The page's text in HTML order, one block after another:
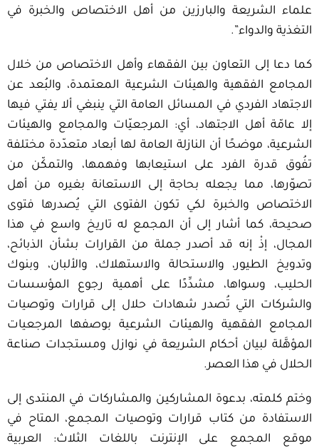
علماء الشريعة والبارزين من أهل الاختصاص والخبرة في
التغذية والدواء”.
كما دعا إلى التعاون بين الفقهاء وأهل الاختصاص من خلال
المجامع الفقهية والهيئات الشرعية المعتمدة، والبُعد عن
الاجتهاد الفردي في المسائل العامة التي ينبغي ألا يفتي فيها
إلا عامّة أهل الاجتهاد، أي: المرجعيّات والمجامع والهيئات
الشرعية، موضحًا أن النازلة العامة لها أبعاد متعدّدة مختلفة
تفُوق قدرة الفرد على استيعابها وفهمها، والتمكّن من
تصوّرها، مما يجعله بحاجة إلى الاستعانة بغيره من أهل
الاختصاص والخبرة لكي تكون الفتوى التي يُصدرها فتوى
صحيحة، كما أشار إلى أن المجمع له تاريخ واسع في هذا
المجال، إذْ إنه قد أصدر جملة من القرارات بشأن الذبائح،
وتدويخ الطيور، والاستحالة والاستهلاك، والألبان، وبنوك
الحليب، وسواها، مشدِّدًا على أهمية رجوع المؤسسات
والشركات التي تُصدر شهادات حلال إلى قرارات وتوصيات
المجامع الفقهية والهيئات الشرعية بوصفها المرجعيات
المؤهَّلة لبيان أحكام الشريعة في نوازل ومستجدات صناعة
الحلال في هذا العصر.
وختم كلمته، بدعوة المشاركين والمشاركات في المنتدى إلى
الاستفادة من كتاب قرارات وتوصيات المجمع، المتاح في
موقع المجمع على الإنترنت باللغات الثلاث: العربية